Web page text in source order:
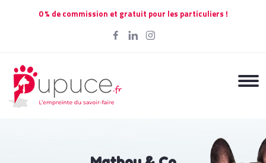
0 % de commission et gratuit pour les particuliers !